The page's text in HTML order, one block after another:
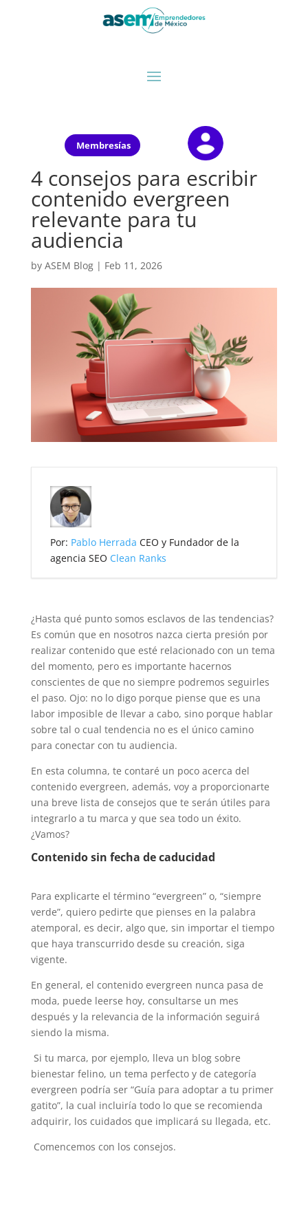
Membresías
4 consejos para escribir
contenido evergreen
relevante para tu
audiencia
by ASEM Blog| Feb 11, 2026
Por: Pablo Herrada CEO y Fundador de la
agencia SEO Clean Ranks
¿Hasta qué punto somos esclavos de las tendencias?
Es común que en nosotros nazca cierta presión por
realizar contenido que esté relacionado con un tema
del momento, pero es importante hacernos
conscientes de que no siempre podremos seguirles
el paso. Ojo: no lo digo porque piense que es una
labor imposible de llevar a cabo, sino porque hablar
sobre tal o cual tendencia no es el único camino
para conectar con tu audiencia.
En esta columna, te contaré un poco acerca del
contenido evergreen, además, voy a proporcionarte
una breve lista de consejos que te serán útiles para
integrarlo a tu marca y que sea todo un éxito.
¿Vamos?
Contenido sin fecha de caducidad
Para explicarte el término “evergreen” o, “siempre
verde”, quiero pedirte que pienses en la palabra
atemporal, es decir, algo que, sin importar el tiempo
que haya transcurrido desde su creación, siga
vigente.
En general, el contenido evergreen nunca pasa de
moda, puede leerse hoy, consultarse un mes
después y la relevancia de la información seguirá
siendo la misma.
Si tu marca, por ejemplo, lleva un blog sobre
bienestar felino, un tema perfecto y de categoría
evergreen podría ser “Guía para adoptar a tu primer
gatito”, la cual incluiría todo lo que se recomienda
adquirir, los cuidados que implicará su llegada, etc.
Comencemos con los consejos.